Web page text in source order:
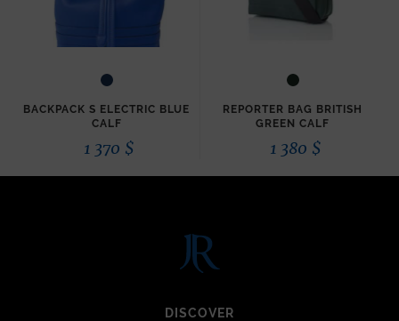
BACKPACK S ELECTRIC BLUE
CALF
1 370 $
REPORTER BAG BRITISH
GREEN CALF
1 380 $
DISCOVER